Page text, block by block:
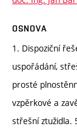
OSNOVA
1. Dispoziční
uspořádání,
prosté
vzpěrkové a
střešní ztužidla.